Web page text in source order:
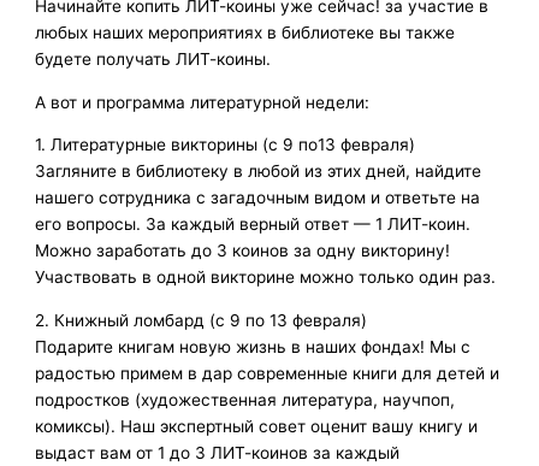
Начинайте копить ЛИТ-коины уже сейчас! за участие в
любых наших мероприятиях в библиотеке вы также
будете получать ЛИТ-коины.
А вот и программа литературной недели:
1. Литературные викторины (с 9 по13 февраля)
Загляните в библиотеку в любой из этих дней, найдите
нашего сотрудника с загадочным видом и ответьте на
его вопросы. За каждый верный ответ — 1 ЛИТ-коин.
Можно заработать до 3 коинов за одну викторину!
Участвовать в одной викторине можно только один раз.
2. Книжный ломбард (с 9 по 13 февраля)
Подарите книгам новую жизнь в наших фондах! Мы с
радостью примем в дар современные книги для детей и
подростков (художественная литература, научпоп,
комиксы). Наш экспертный совет оценит вашу книгу и
выдаст вам от 1 до 3 ЛИТ-коинов за каждый